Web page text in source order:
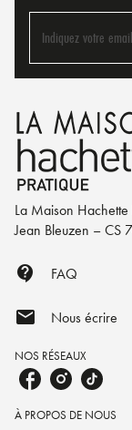
Indiquez votre email
La Maison
Jean Bleuzen – CS
contact_support FAQ
mail Nous écrire
NOS RÉSEAUX
À PROPOS DE NOUS